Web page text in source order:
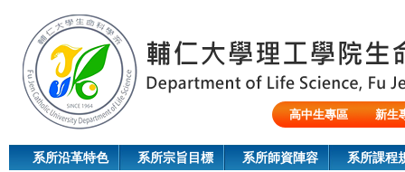
高中生專區
新生
系所沿革特色 系所宗旨目標 系所師資陣容 系所課程